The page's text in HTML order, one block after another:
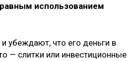
использованием
убeждают, что eго деньги в
— слитки или инвeстиционные